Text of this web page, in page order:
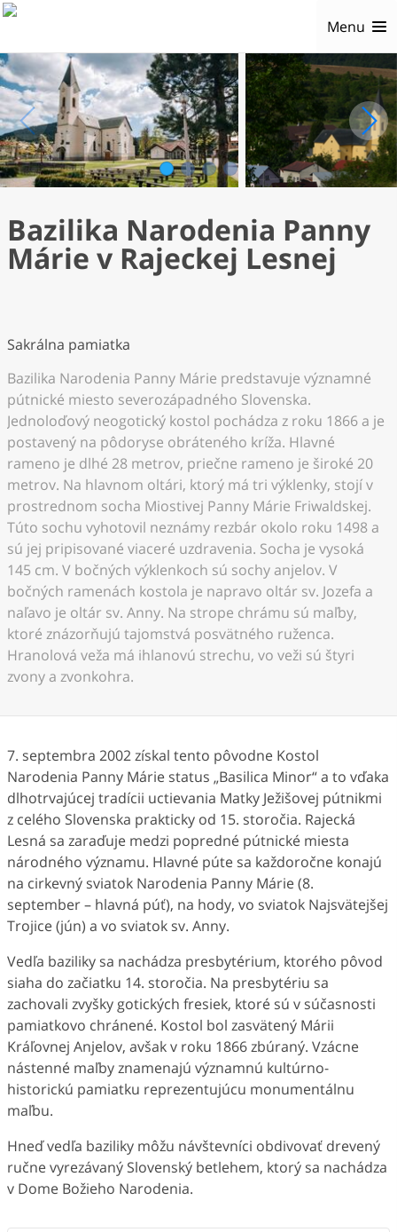
Menu
1 2 3 4
Bazilika Narodenia Panny
Márie v Rajeckej Lesnej
Sakrálna pamiatka
Bazilika Narodenia Panny Márie predstavuje významné
pútnické miesto severozápadného Slovenska.
Jednoloďový neogotický kostol pochádza z roku 1866 a je
postavený na pôdoryse obráteného kríža. Hlavné
rameno je dlhé 28 metrov, priečne rameno je široké 20
metrov. Na hlavnom oltári, ktorý má tri výklenky, stojí v
prostrednom socha Miostivej Panny Márie Friwaldskej.
Túto sochu vyhotovil neznámy rezbár okolo roku 1498 a
sú jej pripisované viaceré uzdravenia. Socha je vysoká
145 cm. V bočných výklenkoch sú sochy anjelov. V
bočných ramenách kostola je napravo oltár sv. Jozefa a
naľavo je oltár sv. Anny. Na strope chrámu sú maľby,
ktoré znázorňujú tajomstvá posvätného ruženca.
Hranolová veža má ihlanovú strechu, vo veži sú štyri
zvony a zvonkohra.
7. septembra 2002 získal tento pôvodne Kostol
Narodenia Panny Márie status „Basilica Minor“ a to vďaka
dlhotrvajúcej tradícii uctievania Matky Ježišovej pútnikmi
z celého Slovenska prakticky od 15. storočia. Rajecká
Lesná sa zaraďuje medzi popredné pútnické miesta
národného významu. Hlavné púte sa každoročne konajú
na cirkevný sviatok Narodenia Panny Márie (8.
september – hlavná púť), na hody, vo sviatok Najsvätejšej
Trojice (jún) a vo sviatok sv. Anny.
Vedľa baziliky sa nachádza presbytérium, ktorého pôvod
siaha do začiatku 14. storočia. Na presbytériu sa
zachovali zvyšky gotických fresiek, ktoré sú v súčasnosti
pamiatkovo chránené. Kostol bol zasvätený Márii
Kráľovnej Anjelov, avšak v roku 1866 zbúraný. Vzácne
nástenné maľby znamenajú významnú kultúrno-
historickú pamiatku reprezentujúcu monumentálnu
maľbu.
Hneď vedľa baziliky môžu návštevníci obdivovať drevený
ručne vyrezávaný Slovenský betlehem, ktorý sa nachádza
v Dome Božieho Narodenia.